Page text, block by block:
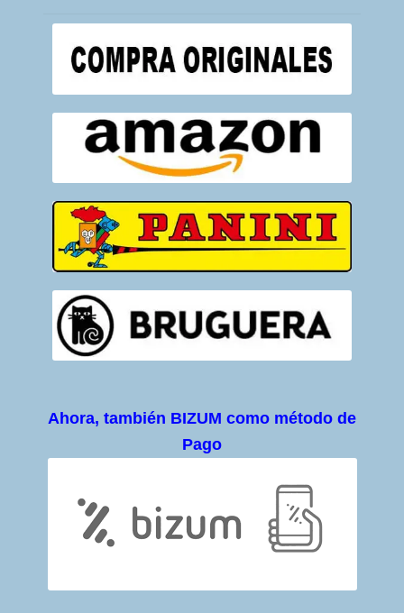
Ahora, también BIZUM como método de
Pago